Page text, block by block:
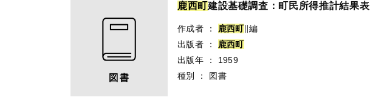
鹿西町建設基礎調査：町民所得推計結果表
作成者 ： 鹿西町∥編
出版者
： 鹿西町
出版年
：
1959
種別
： 図書